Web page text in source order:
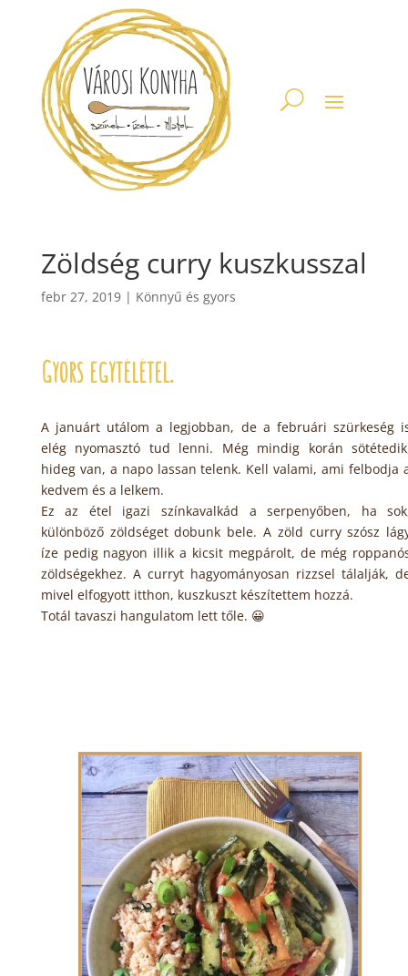
Zöldség curry kuszkusszal
febr 27, 2019| Könnyű és gyors
Gyors egytélétel.
A januárt utálom a legjobban, de a februári szürkeség
elég nyomasztó tud lenni. Még mindig korán
hideg van, a napo lassan telenk. Kell valami, ami felbodja
kedvem és a lelkem.
Ez az étel igazi színkavalkád a serpenyőben, ha
különböző zöldséget dobunk bele. A zöld curry szósz
íze pedig nagyon illik a kicsit megpárolt, de még
zöldségekhez. A curryt hagyományosan rizzsel tálalják,
mivel elfogyott itthon, kuszkuszt készítettem hozzá.
Totál tavaszi hangulatom lett tőle. 😀